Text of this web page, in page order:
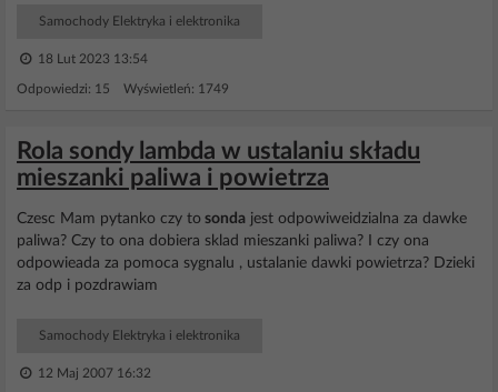
Samochody Elektryka i elektronika
18 Lut 2023 13:54
Odpowiedzi: 15 Wyświetleń: 1749
Rola sondy lambda w ustalaniu składu
mieszanki paliwa i powietrza
Czesc Mam pytanko czy to sonda jest odpowiweidzialna za dawke
paliwa? Czy to ona dobiera sklad mieszanki paliwa? I czy ona
odpowieada za pomoca sygnalu , ustalanie dawki powietrza? Dzieki
za odp i pozdrawiam
Samochody Elektryka i elektronika
12 Maj 2007 16:32